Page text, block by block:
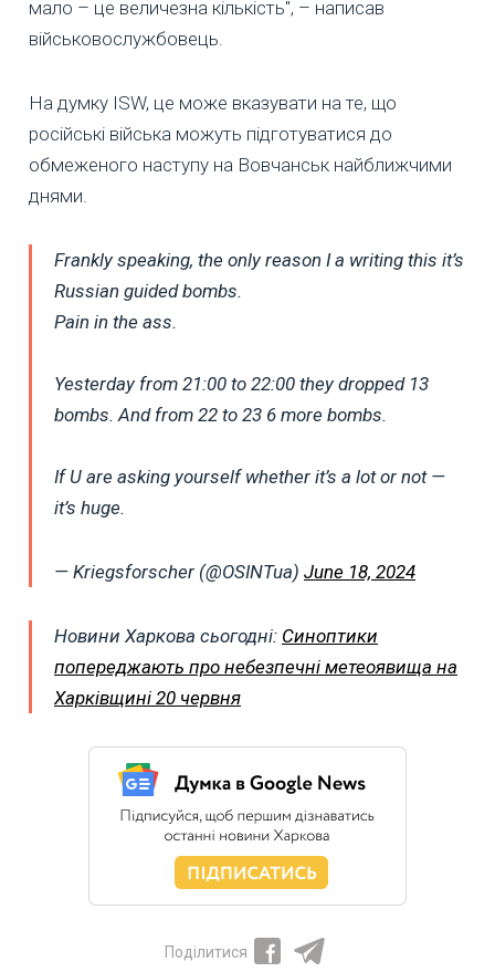
мало – це величезна кількість", – написав
військовослужбовець.
На думку ISW, це може вказувати на те, що
російські війська можуть підготуватися до
обмеженого наступу на Вовчанськ найближчими
днями.
Frankly speaking, the only reason I a writing this it’s
Russian guided bombs.
Pain in the ass.
Yesterday from 21:00 to 22:00 they dropped 13
bombs. And from 22 to 23 6 more bombs.
If U are asking yourself whether it’s a lot or not —
it’s huge.
— Kriegsforscher (@OSINTua) June 18, 2024
Новини Харкова сьогодні: Синоптики
попереджають про небезпечні метеоявища на
Харківщині 20 червня
Поділитися